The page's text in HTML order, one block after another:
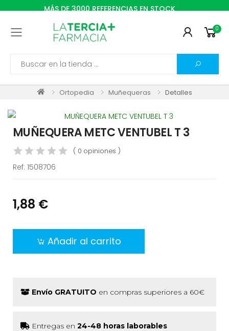
MÁS DE 3000 REFERENCIAS EN STOCK
Toggle mobile menu 0
Search
Ortopedia Muñequeras Detalles
MUÑEQUERA METC VENTUBEL T 3
( 0 opiniones )
Ref: 1508706
1,88 €
Añadir al carrito
Envío GRATUITO en compras superiores a 60€
Entregas en 24-48 horas laborables